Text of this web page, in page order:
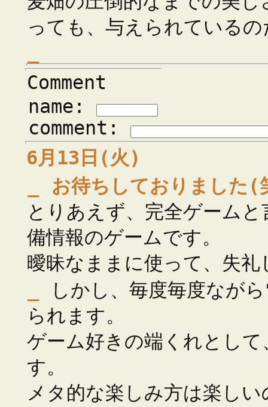
っても、与えられている
Comment
name:
comment:
6月13日(火)
お待ちしておりました(
とりあえず、完全ゲーム
備情報のゲームです。
曖昧なままに使って、失礼
しかし、毎度毎度なが
られます。
ゲーム好きの端くれとし
す。
メタ的な楽しみ方は楽し